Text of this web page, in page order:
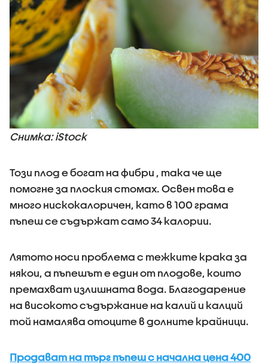
Снимка: iStock
Този плод е богат на фибри , така че ще
помогне за плоския стомах. Освен това е
много нискокалоричен, като в 100 грама
пъпеш се съдържат само 34 калории.
Лятото носи проблема с тежките крака за
някои, а пъпешът е един от плодове, които
премахват излишната вода. Благодарение
на високото съдържание на калий и калций
той намалява отоците в долните крайници.
Продават на търг пъпеш с начална цена 400